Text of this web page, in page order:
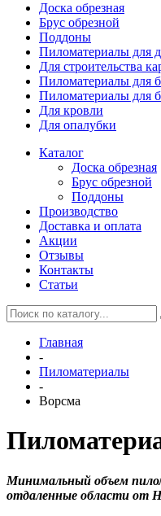
Доска обрезная
Брус обрезной
Поддоны
Пиломатериалы для
Для строительства
Пиломатериалы для
Пиломатериалы для
Для кровли
Для опалубки
Каталог
Доска обрезная
Брус обрезной
Поддоны
Производство
Доставка и оплата
Акции
Отзывы
Контакты
Статьи
Главная
-
Пиломатериалы
-
Ворсма
Минимальный объем
отдаленные области от